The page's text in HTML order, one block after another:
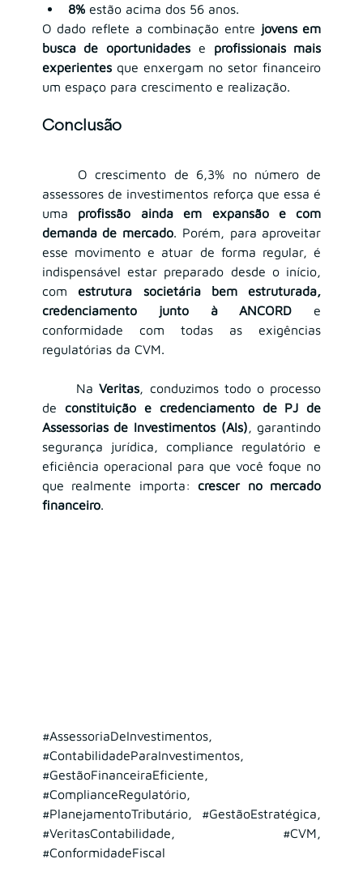
8% estão acima dos 56 anos.
O dado reflete a combinação entre jovens em
busca de oportunidades e profissionais mais
experientes que enxergam no setor financeiro
um espaço para crescimento e realização.
Conclusão
assessores de investimentos reforça que essa é
uma profissão ainda em expansão e com
demanda de mercado. Porém, para aproveitar
esse movimento e atuar de forma regular, é
indispensável estar preparado desde o início,
com estrutura societária bem estruturada,
credenciamento junto à ANCORD e
conformidade com todas as exigências
regulatórias da CVM.
	Na
Veritas, conduzimos todo o processo
de constituição e credenciamento de PJ de
Assessorias de Investimentos (AIs), garantindo
segurança jurídica, compliance regulatório e
eficiência operacional para que você foque no
que realmente importa: crescer no mercado
financeiro.
#AssessoriaDeInvestimentos
#ContabilidadeParaInvestimentos
#GestãoFinanceiraEficiente
#ComplianceRegulatório
#PlanejamentoTributário, #GestãoEstratégica
#VeritasContabilidade, #CVM
#ConformidadeFiscal